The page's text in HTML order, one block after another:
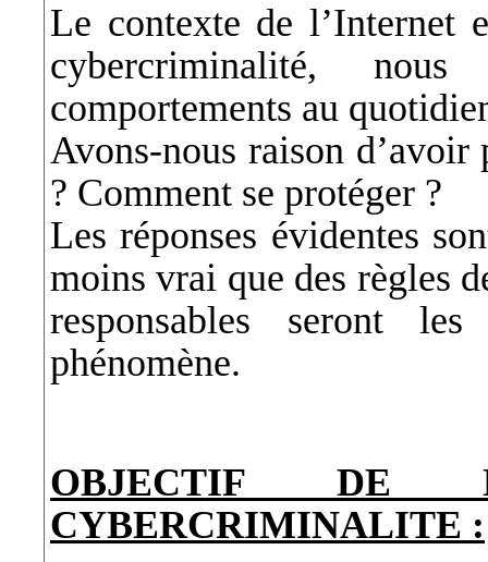
Le contexte de l’Internet
cybercriminalité,
comportements au
Avons-nous raison
? Comment se protéger ?
Les réponses évidentes
moins vrai que des règles
responsables seront
phénomène.
OBJECTIF DE
CYBERCRIMINALITE :